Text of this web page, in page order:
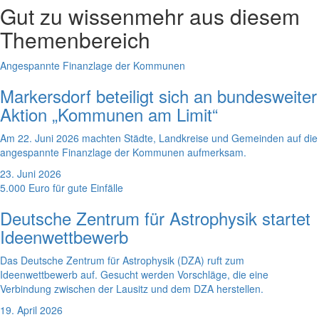
Gut zu wissenmehr aus diesem
Themenbereich
Angespannte Finanzlage der Kommunen
Markersdorf beteiligt sich an bundesweiter
Aktion „Kommunen am Limit“
Am 22. Juni 2026 machten Städte, Landkreise und Gemeinden auf die
angespannte Finanzlage der Kommunen aufmerksam.
23. Juni 2026
5.000 Euro für gute Einfälle
Deutsche Zentrum für Astrophysik startet
Ideenwettbewerb
Das Deutsche Zentrum für Astrophysik (DZA) ruft zum
Ideenwettbewerb auf. Gesucht werden Vorschläge, die eine
Verbindung zwischen der Lausitz und dem DZA herstellen.
19. April 2026